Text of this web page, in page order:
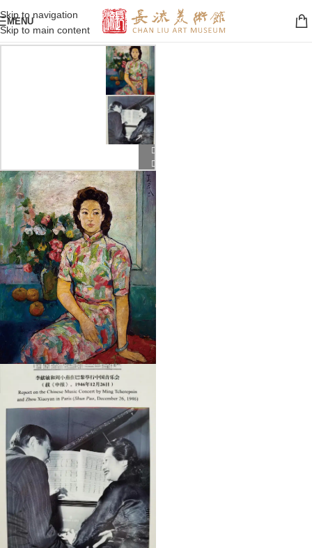
Skip to navigation
Skip to main content
MENU